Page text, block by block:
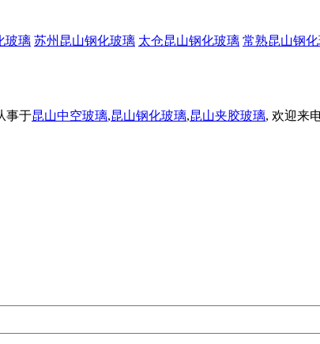
玻璃 苏州昆山钢化玻璃 太仓昆山钢化玻璃 常熟昆山钢
事于昆山中空玻璃,昆山钢化玻璃,昆山夹胶玻璃, 欢迎来